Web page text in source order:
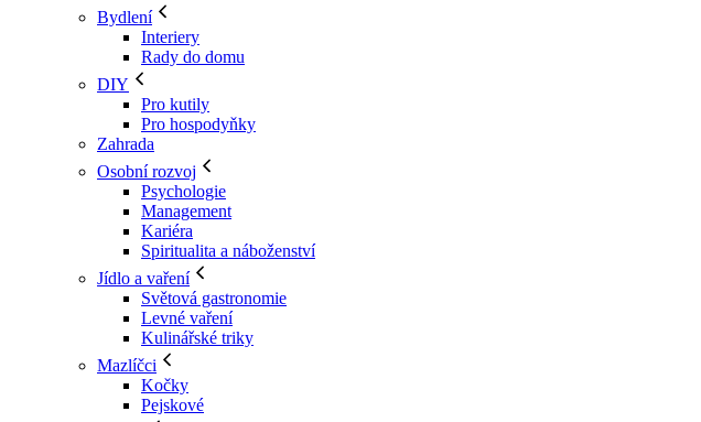
Bydlení
Interiery
Rady do domu
DIY
Pro kutily
Pro hospodyňky
Zahrada
Osobní rozvoj
Psychologie
Management
Kariéra
Spiritualita a náboženství
Jídlo a vaření
Světová gastronomie
Levné vaření
Kulinářské triky
Mazlíčci
Kočky
Pejskové